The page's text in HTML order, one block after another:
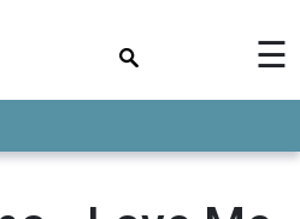
☰